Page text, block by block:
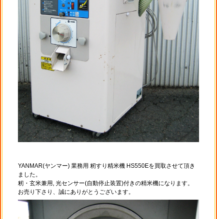
YANMAR(ヤンマー) 業務用 籾すり精米機 HS550Eを買取させて頂き
ました。
籾・玄米兼用, 光センサー(自動停止装置)付きの精米機になります。
お売り下さり、誠にありがとうございます。